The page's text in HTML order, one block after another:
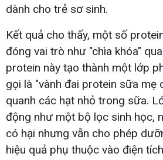
dành cho trẻ sơ sinh.
Kết quả cho thấy, một số
đóng vai trò như "chìa khóa"
protein này tạo thành một lớp
gọi là "vành đai protein sữa mẹ
quanh các hạt nhỏ trong sữa.
động như một bộ lọc sinh học,
có hại nhưng vẫn cho phép
hiệu quả phụ thuộc vào điện